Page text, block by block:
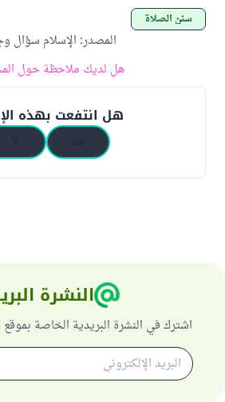
سنن الصلاة
المصدر: الإسلام سؤال
هل لديك ملاحظة حول
هل انتفعت بهذه
النشرة
اشترك في النشرة البريدية الخاصة